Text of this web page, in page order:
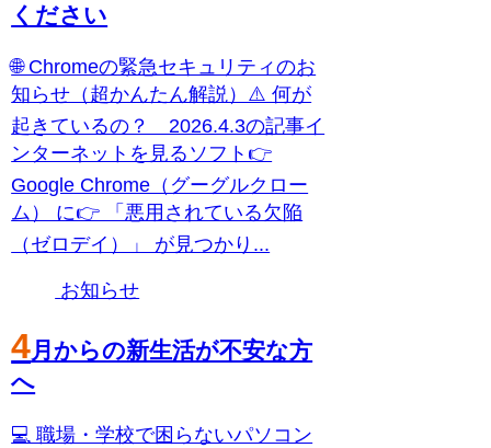
ください
🌐 Chromeの緊急セキュリティのお
知らせ（超かんたん解説）⚠️ 何が
起きているの？ 2026.4.3の記事イ
ンターネットを見るソフト👉
Google Chrome（グーグルクロー
ム） に👉 「悪用されている欠陥
（ゼロデイ）」 が見つかり...
お知らせ
4月からの新生活が不安な方
へ
💻 職場・学校で困らないパソコン